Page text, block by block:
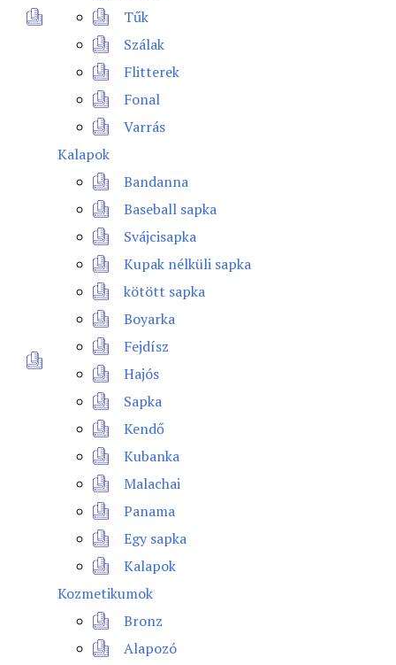
Tűk
Szálak
Flitterek
Fonal
Varrás
Kalapok
Bandanna
Baseball sapka
Svájcisapka
Kupak nélküli sapka
kötött sapka
Boyarka
Fejdísz
Hajós
Sapka
Kendő
Kubanka
Malachai
Panama
Egy sapka
Kalapok
Kozmetikumok
Bronz
Alapozó